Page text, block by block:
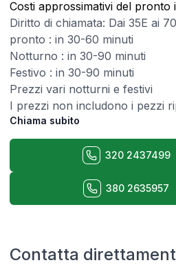
Costi approssimativi del pronto
Diritto di chiamata: Dai 35E ai 70
pronto : in 30-60 minuti
Notturno : in 30-90 minuti
Festivo : in 30-90 minuti
Prezzi vari notturni e festivi
I prezzi non includono i pezzi
Chiama subito
320 2437499
380 2635957
Contatta